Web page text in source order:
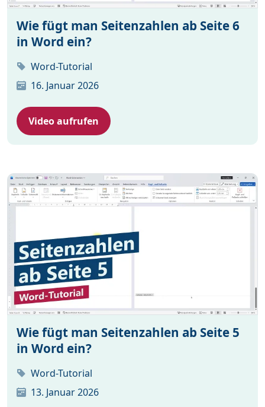
Wie fügt man Seitenzahlen ab Seite 6
in Word ein?
Word-Tutorial
16. Januar 2026
Video aufrufen
Wie fügt man Seitenzahlen ab Seite 5
in Word ein?
Word-Tutorial
13. Januar 2026